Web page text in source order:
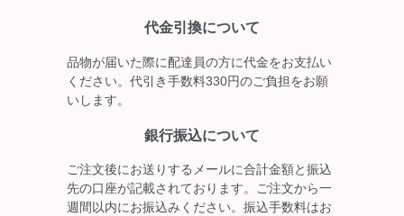
代金引換について
品物が届いた際に配達員の方に代金をお支払い
ください。代引き手数料330円のご負担をお願
いします。
銀行振込について
ご注文後にお送りするメールに合計金額と振込
先の口座が記載されております。ご注文から一
週間以内にお振込みください。振込手数料はお